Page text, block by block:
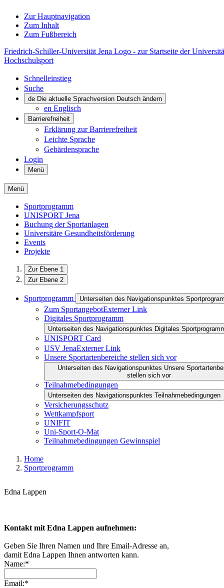
Zur Hauptnavigation
Zum Inhalt
Zum Fußbereich
Friedrich-Schiller-Universität Jena Logo - zur Startseite der
Hochschulsport
Schnelleinstieg
Suche
de Die aktuelle Sprachversion Deutsch ändern
en Englisch
Barrierefreiheit
Erklärung zur Barrierefreiheit
Leichte Sprache
Gebärdensprache
Login
Menü
Menü
Sportprogramm
UNISPORT Jena
Buchung der Sportanlagen
Universitäre Gesundheitsförderung
Events
Projekte
Zur Ebene 1
Zur Ebene 2
Sportprogramm Unterseiten des Navigationspunktes
Zum SportangebotExterner Link
Digitales Sportprogramm
Unterseiten des Navigationspunktes Digitales
UNISPORT Card
USV JenaExterner Link
Unsere Sportartenbereiche stellen sich vor
Unterseiten des Navigationspunktes Unsere
stellen sich vor
Teilnahmebedingungen
Unterseiten des Navigationspunktes Teilnahmebedingungen
Versicherungsschutz
Wettkampfsport
UNIFIT
Uni-Sport-O-Mat
Teilnahmebedingungen Gewinnspiel
Home
Sportprogramm
Edna Lappen
Kontakt mit Edna Lappen aufnehmen:
Geben Sie Ihren Namen und Ihre Email-Adresse an,
damit Edna Lappen Ihnen antworten kann.
Name:*
Email:*